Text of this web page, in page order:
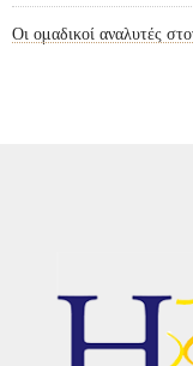
Οι ομαδικοί αναλυτές